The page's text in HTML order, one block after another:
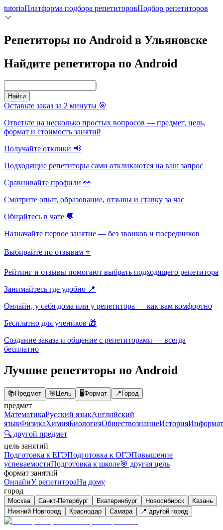
tutorioПлатформа подбора репетиторовПодбор репетиторов
Репетиторы по Android в Ульяновске
Найдите репетитора по Android
|
Найти
Оставьте заказ за 2 минуты 🎯
Ответьте на несколько простых вопросов — предмет, цель,
формат и стоимость занятий
Получайте отклики 📢
Подходящие репетиторы сами откликаются на ваш запрос
Сравнивайте профили 👀
Смотрите опыт, образование, отзывы и ставку за час
Общайтесь в чате 💬
Назначайте первое занятие — без звонков и посредников
Выбирайте по отзывам ⭐
Рейтинг и отзывы помогают выбрать подходящего репетитора
Занимайтесь где удобно 📍
Онлайн, у себя дома или у репетитора — как вам комфортно
Бесплатно для учеников 🎁
Создание заказа и общение с репетиторами — всегда
бесплатно
Лучшие репетиторы по Android
📚Предмет 🎯Цель 🖥️Формат 📍Город
предмет
МатематикаРусский языкАнглийский
языкФизикаХимияБиологияОбществознаниеИстория
🔍 другой предмет
цель занятий
Подготовка к ЕГЭПодготовка к ОГЭПовышение
успеваемостиПодготовка к школе🎯 другая цель
формат занятий
ОнлайнУ репетитораНа дому
город
Москва Санкт-Петербург Екатеринбург Новосибирск
Казань
Нижний Новгород
Краснодар Самара 📍 другой город